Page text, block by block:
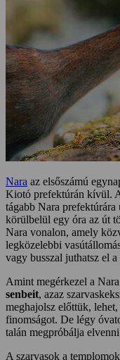
Nara az elsőszámú
Kiotó prefektúrán kívül.
tágabb Nara
körülbelül egy óra az út
Nara vonalon, amely
legközelebbi
vagy busszal juthatsz el
Amint megérkezel a
senbeit, azaz
meghajolsz előttük,
finomságot. De légy
talán megpróbálja
A szarvasok a